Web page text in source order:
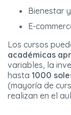
Bienestar
E-
Los cursos
académicas
variables, la
hasta 1000
(mayoría de
realizan en el